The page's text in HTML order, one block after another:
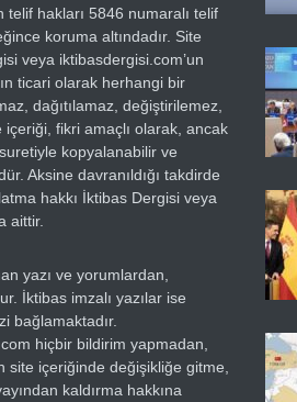
hakları 5846 numaralı telif
koruma altındadır. Site
veya iktibasdergisi.com’un
ticari olarak herhangi bir
dağıtılamaz, değiştirilemez,
içeriği, fikri amaçlı olarak, ancak
kopyalanabilir ve
Aksine davranıldığı takdirde
hakkı İktibas Dergisi veya
aittir.
yazı ve yorumlardan,
İktibas imzalı yazılar ise
bağlamaktadır.
hiçbir bildirim yapmadan,
site içeriğinde değişikliğe gitme,
kaldırma hakkına